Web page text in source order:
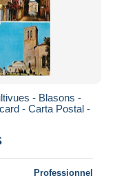
- Blasons -
- Carta Postal -
Professionnel